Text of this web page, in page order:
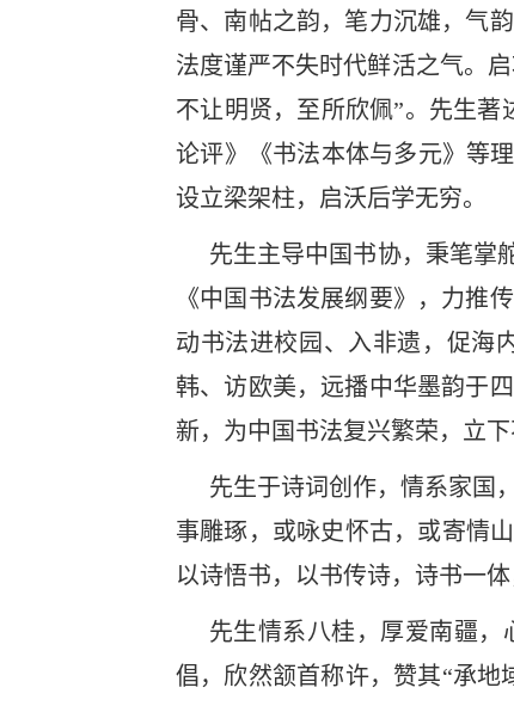
骨、南帖之韵，笔力沉雄，气
法度谨严不失时代鲜活之气。
不让明贤，至所欣佩”。先生
论评》《书法本体与多元》等
设立梁架柱，启沃后学无穷。
先生主导中国书协，秉笔掌
《中国书法发展纲要》，力推
动书法进校园、入非遗，促海
韩、访欧美，远播中华墨韵于
新，为中国书法复兴繁荣，立下
先生于诗词创作，情系家国
事雕琢，或咏史怀古，或寄情
以诗悟书，以书传诗，诗书一
先生情系八桂，厚爱南疆，
倡，欣然颔首称许，赞其“承